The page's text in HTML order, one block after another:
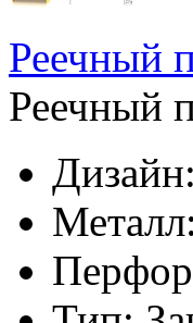
Реечный
Реечный
Дизайн:
Металл: